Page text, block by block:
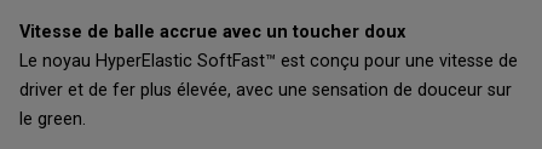
Vitesse de balle accrue avec un toucher doux
Le noyau HyperElastic SoftFast™ est conçu pour une vitesse de
driver et de fer plus élevée, avec une sensation de douceur sur
le green.